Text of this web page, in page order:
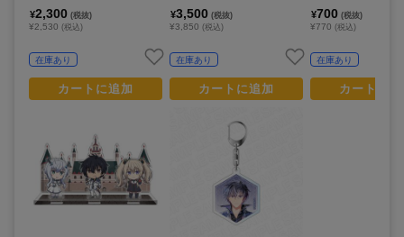
¥2,300 (税抜)
¥2,530 (税込)
在庫あり
カートに追加
¥3,500 (税抜)
¥3,850 (税込)
在庫あり
カートに追加
¥700 (税抜)
¥770 (税込)
在庫あり
カートに